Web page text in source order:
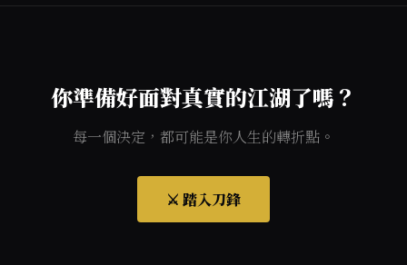
你準備好面對真實的江湖了嗎？
每一個決定，都可能是你人生的轉折點。
⚔️ 踏入刀鋒